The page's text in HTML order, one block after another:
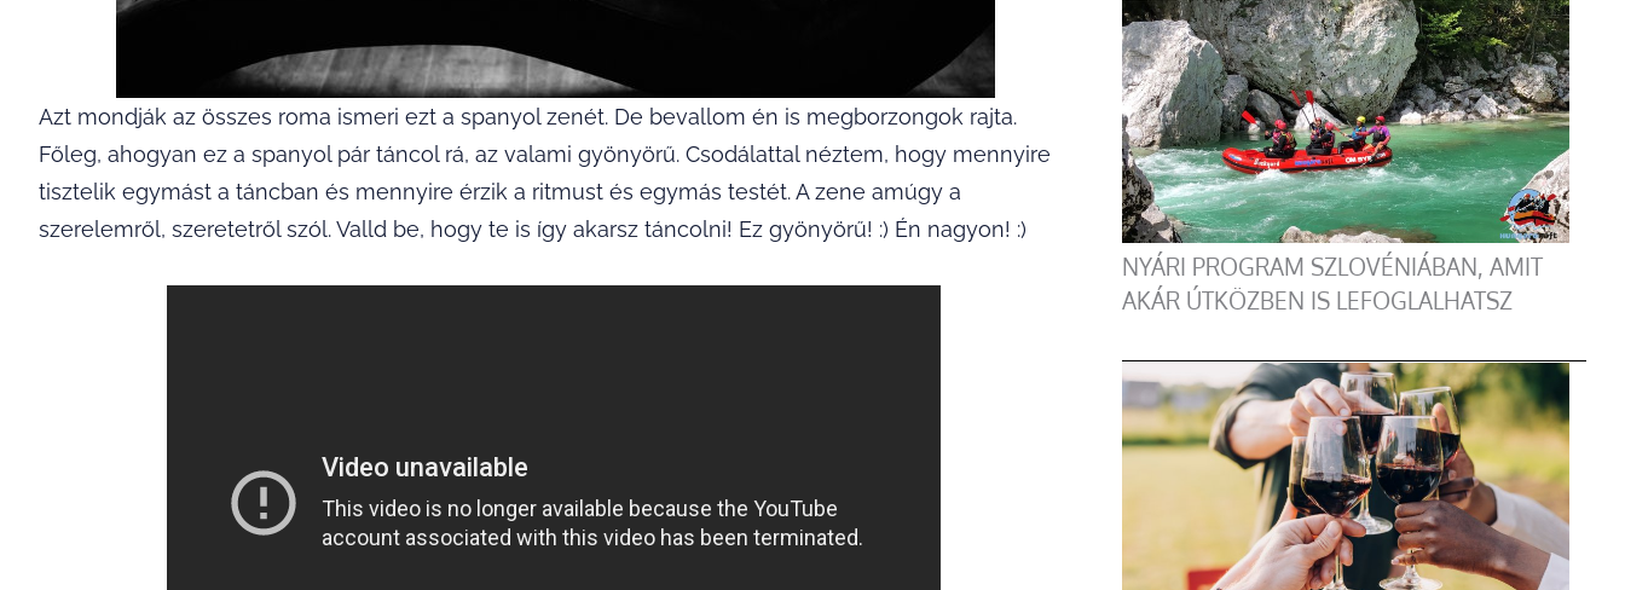
Azt mondják az összes roma ismeri ezt a spanyol zenét. De bevallom én is megborzongok rajta.
Főleg, ahogyan ez a spanyol pár táncol rá, az valami gyönyörű. Csodálattal néztem, hogy mennyire
tisztelik egymást a táncban és mennyire érzik a ritmust és egymás testét. A zene amúgy a
szerelemről, szeretetről szól. Valld be, hogy te is így akarsz táncolni! Ez gyönyörű! :) Én nagyon! :)
NYÁRI PROGRAM SZLOVÉNIÁBAN, AMIT
AKÁR ÚTKÖZBEN IS LEFOGLALHATSZ